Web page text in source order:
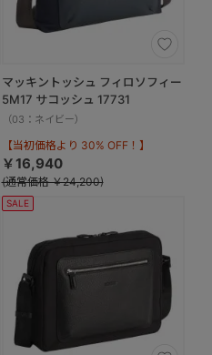
マッキントッシュ フィロソフィー
5M17 サコッシュ 17731
（03：ネイビー）
【当初価格より 30% OFF！】
￥16,940
(通常価格 ￥24,200)
SALE